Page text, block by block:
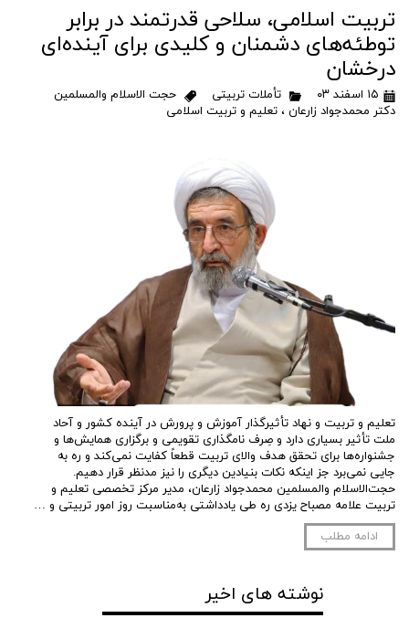
تربیت اسلامی، سلاحی قدرتمند در برابر
توطئه‌های دشمنان و کلیدی برای آینده‌ای
درخشان
۱۵ اسفند ۰۳ تأملات تربیتی
حجت الاسلام والمسلمین
دکتر محمدجواد زارعان ،تعلیم و تربیت اسلامی
تعلیم و تربیت و نهاد تأثیرگذار آموزش و پرورش در آینده کشور و آحاد
ملت تأثیر بسیاری دارد و صِرف نامگذاری تقویمی و برگزاری همایش‌ها و
جشنواره‌ها برای تحقق هدف والای تربیت قطعاً کفایت نمی‌کند و ره به
جایی نمی‌برد جز اینکه نکات بنیادین دیگری را نیز مدنظر قرار دهیم.
حجت‌الاسلام والمسلمین محمدجواد زارعان، مدیر مرکز تخصصی تعلیم و
تربیت علامه مصباح یزدی ره طی یادداشتی به‌مناسبت روز امور تربیتی و …
ادامه مطلب
نوشته های اخیر